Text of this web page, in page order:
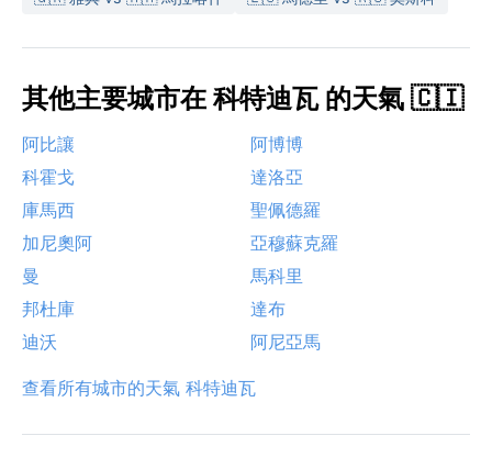
其他主要城市在 科特迪瓦 的天氣 🇨🇮
阿比讓
阿博博
科霍戈
達洛亞
庫馬西
聖佩德羅
加尼奧阿
亞穆蘇克羅
曼
馬科里
邦杜庫
達布
迪沃
阿尼亞馬
查看所有城市的天氣 科特迪瓦